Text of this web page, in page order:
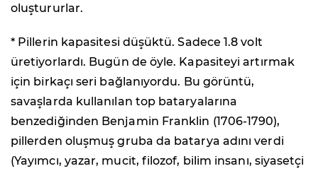
oluştururlar.
* Pillerin kapasitesi düşüktü. Sadece 1.8 volt
üretiyorlardı. Bugün de öyle. Kapasiteyi artırmak
için birkaçı seri bağlanıyordu. Bu görüntü,
savaşlarda kullanılan top bataryalarına
benzediğinden Benjamin Franklin (1706-1790),
pillerden oluşmuş gruba da batarya adını verdi
(Yayımcı, yazar, mucit, filozof, bilim insanı, siyasetçi